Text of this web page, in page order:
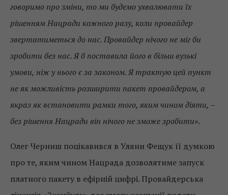
говоримо про зміни, то ми будемо ухвалювати їх
рішенням Нацради кожного разу, коли провайдер
звертатиметься до нас. Провайдер нічого не міг би
зробити без нас. Я б поставила його в більш вузькі
умови, ніж у нього є за законом. Я трактую цей пункт
не як можливість розширити пакет провайдером, а
якраз як встановити рамки того, яким чином діяти, –
без рішення Нацради він нічого не зможе зробити».
Олег Черниш поцікавився в Уляни Фещук її думкою
про те, яким чином Нацрада дозволятиме запуск
платного пакету в ефірній цифрі. Провайдерська